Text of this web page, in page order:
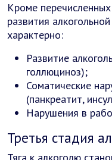
Кроме
развития
характерно:
Развитие
голлюциноз);
Соматические
(панкреатит,
Нарушения в
Третья стадия